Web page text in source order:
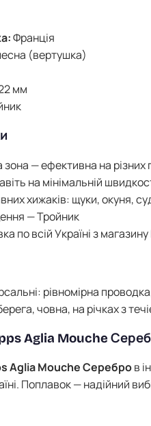
Франція
(вертушка)
мм
— ефективна на різних
на мінімальній
хижаків: щуки, окуня,
— Тройник
по всій Україні з
рівномірна
човна, на річках з
Aglia Mouche
Aglia Mouche Серебров
Поплавок — надійний